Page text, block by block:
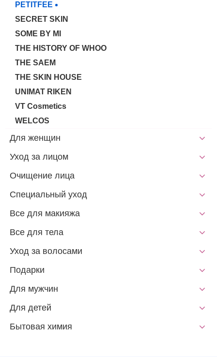
PETITFEE
SECRET SKIN
SOME BY MI
THE HISTORY OF WHOO
THE SAEM
THE SKIN HOUSE
UNIMAT RIKEN
VT Cosmetics
WELCOS
Для женщин
Уход за лицом
Очищение лица
Специальный уход
Все для макияжа
Все для тела
Уход за волосами
Подарки
Для мужчин
Для детей
Бытовая химия